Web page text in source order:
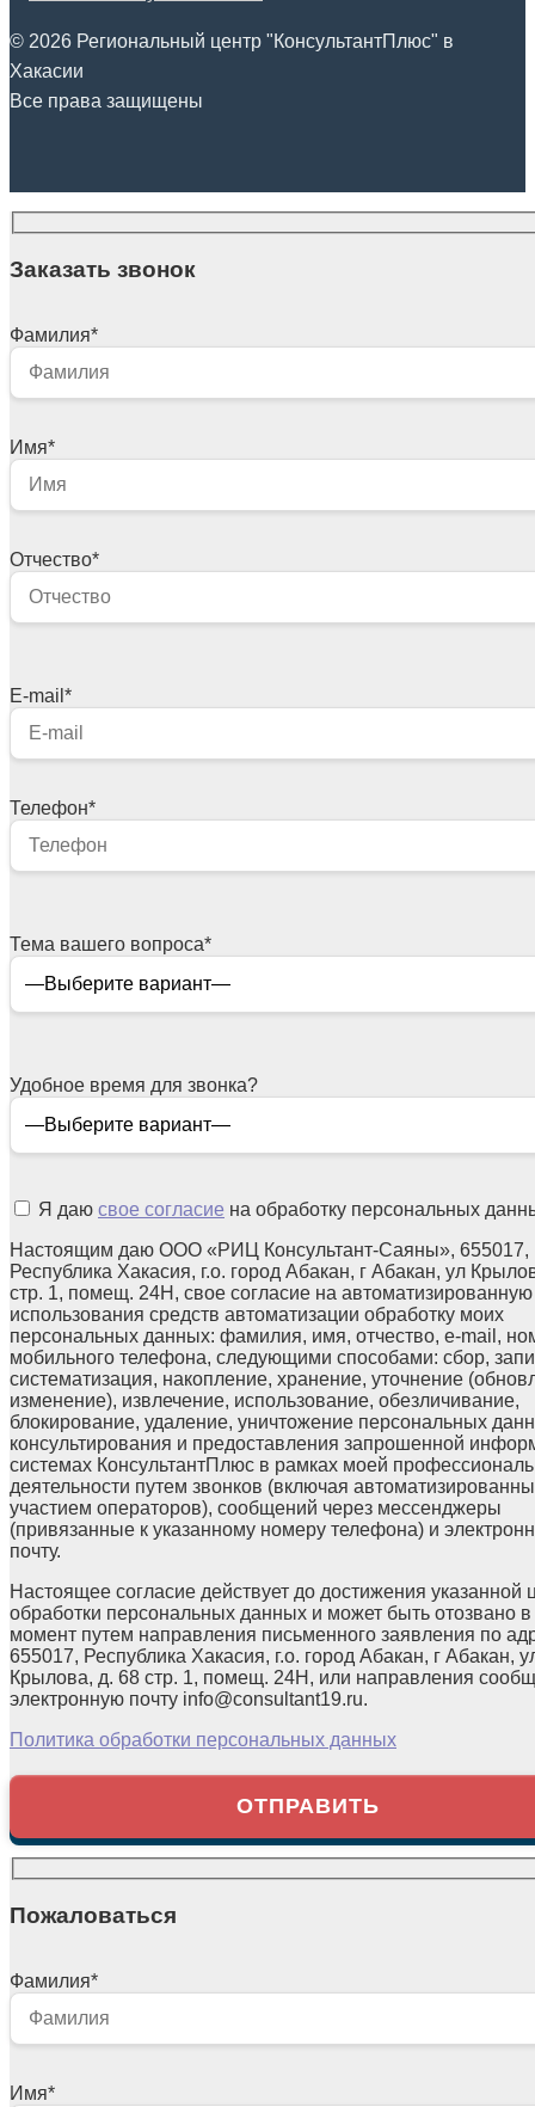
© 2026 Региональный центр "КонсультантПлюс" в
Хакасии
Все права защищены
Заказать звонок
Фамилия*
Имя*
Отчество*
E-mail *
Телефон*
Тема вашего вопроса*
Удобное время для звонка?
Я даю свое согласие на обработку персональных
Настоящим даю ООО «РИЦ Консультант-Саяны», 655017,
Республика Хакасия, г.о. город Абакан, г Абакан, ул
стр. 1, помещ. 24Н, свое согласие на автоматизированную
использования средств автоматизации обработку моих
персональных данных: фамилия, имя, отчество, e-mail,
мобильного телефона, следующими способами: сбор,
систематизация, накопление, хранение, уточнение
изменение), извлечение, использование, обезличивание,
блокирование, удаление, уничтожение персональных
консультирования и предоставления запрошенной
системах КонсультантПлюс в рамках моей
деятельности путем звонков (включая
участием операторов), сообщений через мессенджеры
(привязанные к указанному номеру телефона) и
почту.
Настоящее согласие действует до достижения указанной
обработки персональных данных и может быть отозвано
момент путем направления письменного заявления по
655017, Республика Хакасия, г.о. город Абакан, г Абакан,
Крылова, д. 68 стр. 1, помещ. 24Н, или направления
электронную почту info@consultant19.ru.
Политика обработки персональных данных
Пожаловаться
Фамилия*
Имя*